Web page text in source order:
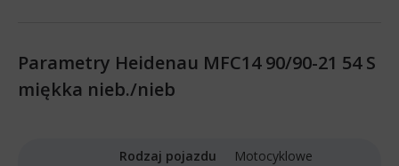
Parametry Heidenau MFC14 90/90-21 54 S
miękka nieb./nieb
Rodzaj pojazdu
Motocyklowe